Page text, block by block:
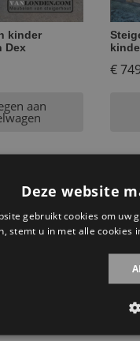
kinder
Dex
aan
€
Deze website
gebruikt cookies om uw
stemt u in met alle cookies